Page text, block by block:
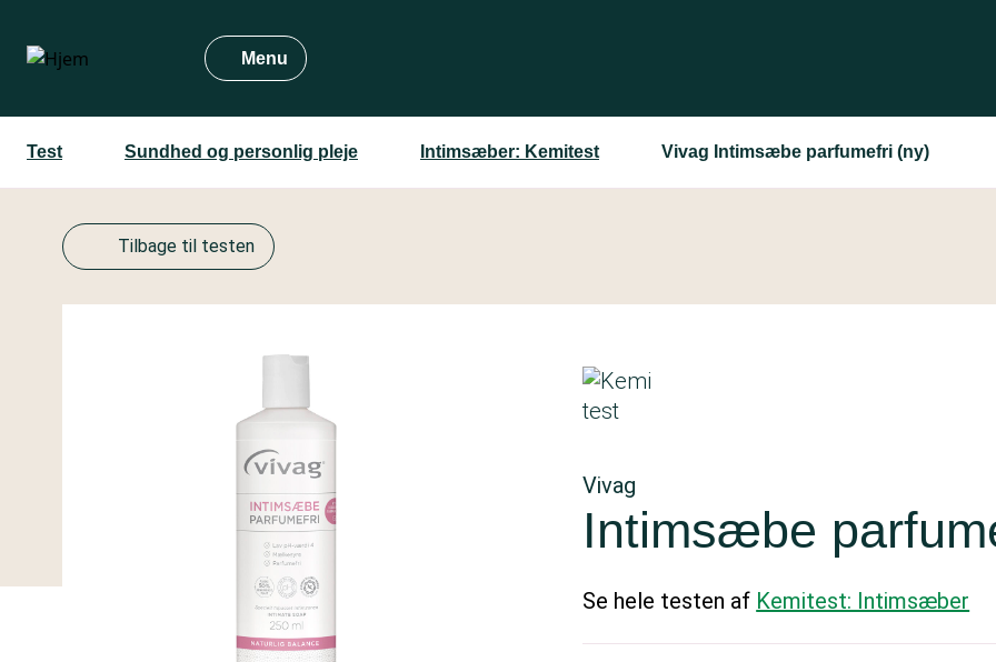
hovedindhold
Menu
Test Sundhed og personlig pleje Intimsæber: Kemitest Vivag Intimsæbe parfumefri (ny)
Tilbage til testen
Vivag
Intimsæbe
Se hele testen af Kemitest: Intimsæber